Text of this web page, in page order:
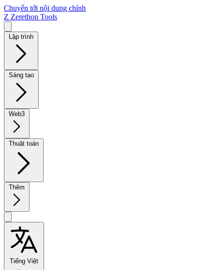
Chuyển tới nội dung chính
Z Zerethon Tools
Lập trình
Sáng tạo
Web3
Thuật toán
Thêm
Tiếng Việt